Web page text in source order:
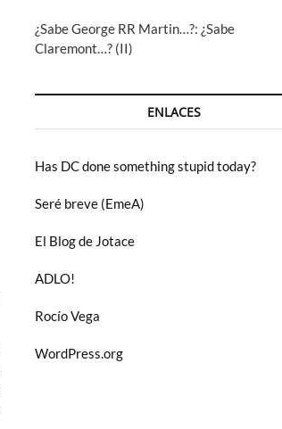
¿Sabe George RR Martin…?: ¿Sabe
Claremont…? (II)
ENLACES
Has DC done something stupid today?
Seré breve (EmeA)
El Blog de Jotace
ADLO!
Rocío Vega
WordPress.org